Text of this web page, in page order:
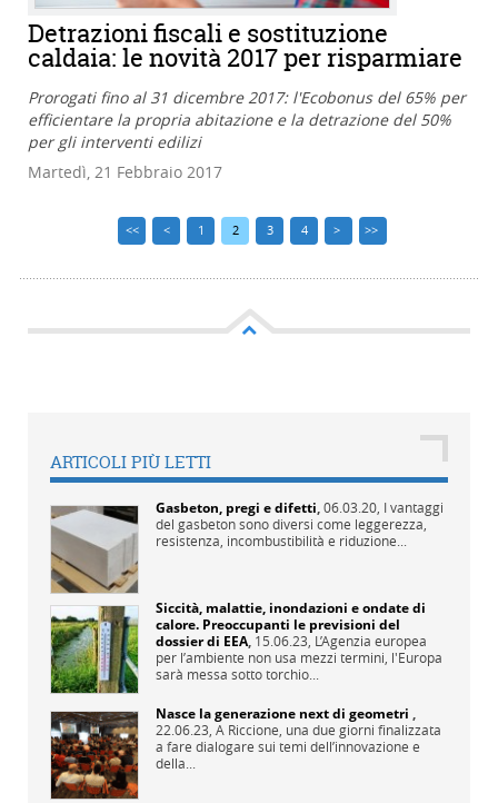
Detrazioni fiscali e sostituzione
caldaia: le novità 2017 per risparmiare
Prorogati fino al 31 dicembre 2017: l'Ecobonus del 65% per
efficientare la propria abitazione e la detrazione del 50%
per gli interventi edilizi
Martedì, 21 Febbraio 2017
<< < 1 2 3 4 > >>
ARTICOLI PIÙ LETTI
Gasbeton, pregi e difetti,06.03.20, I vantaggi
del gasbeton sono diversi come leggerezza,
resistenza, incombustibilità e riduzione...
Siccità, malattie, inondazioni e ondate di
calore. Preoccupanti le previsioni del
dossier di EEA, 15.06.23, L’Agenzia europea
per l’ambiente non usa mezzi termini, l'Europa
sarà messa sotto torchio...
Nasce la generazione next di geometri ,
22.06.23, A Riccione, una due giorni finalizzata
a fare dialogare sui temi dell’innovazione e
della...